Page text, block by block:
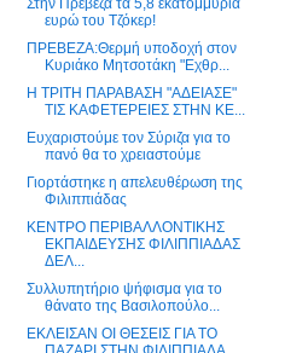
ευρώ του Τζόκερ!
ΠΡΕΒΕΖΑ:Θερμή υποδοχή στον
Κυριάκο Μητσοτάκη "Εχθρ...
Η ΤΡΙΤΗ ΠΑΡΑΒΑΣΗ "ΑΔΕΙΑΣΕ"
ΤΙΣ ΚΑΦΕΤΕΡΕΙΕΣ ΣΤΗΝ ΚΕ...
Ευχαριστούμε τον Σύριζα για το
πανό θα το χρειαστούμε
Γιορτάστηκε η απελευθέρωση της
Φιλιππιάδας
ΚΕΝΤΡΟ ΠΕΡΙΒΑΛΛΟΝΤΙΚΗΣ
ΕΚΠΑΙΔΕΥΣΗΣ ΦΙΛΙΠΠΙΑΔΑΣ
ΔΕΛ...
Συλλυπητήριο ψήφισμα για το
θάνατο της Βασιλοπούλο...
ΕΚΛΕΙΣΑΝ ΟΙ ΘΕΣΕΙΣ ΓΙΑ ΤΟ